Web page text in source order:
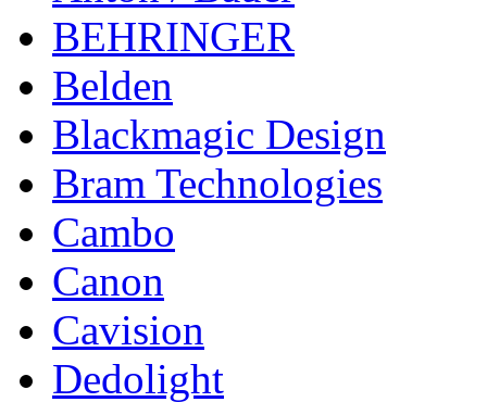
BEHRINGER
Belden
Blackmagic Design
Bram Technologies
Cambo
Canon
Cavision
Dedolight